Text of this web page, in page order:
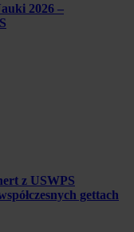
2026 –
z USWPS
gettach